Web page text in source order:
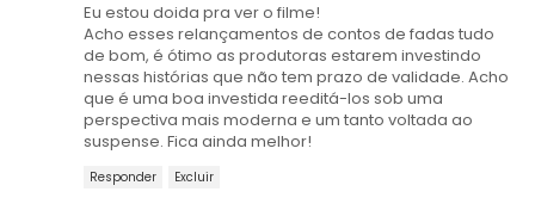
Eu estou doida pra ver o filme!
Acho esses relançamentos de contos de fadas tudo
de bom, é ótimo as produtoras estarem investindo
nessas histórias que não tem prazo de validade. Acho
que é uma boa investida reeditá-los sob uma
perspectiva mais moderna e um tanto voltada ao
suspense. Fica ainda melhor!
Responder Excluir